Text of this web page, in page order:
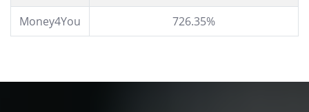
Money4You
726.35%